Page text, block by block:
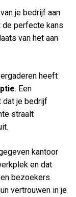
je bedrijf aan
de perfecte kans
van het aan
heeft
. Een
dat je bedrijf
straalt
kantoor
en dat
bezoekers
vertrouwen in je